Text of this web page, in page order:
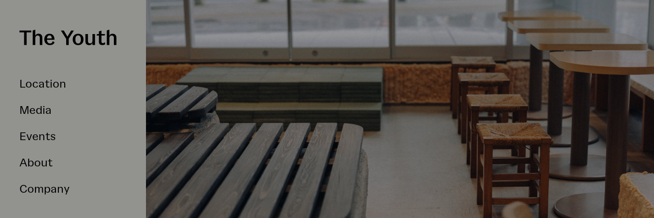
Location
Media
Events
About
Company